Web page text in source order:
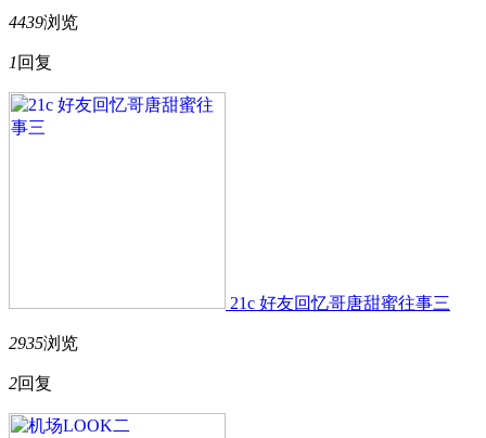
4439浏览
1 回复
21c 好友回忆哥唐甜蜜往事三
2935浏览
2回复